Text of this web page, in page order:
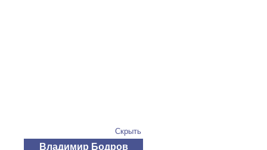
Скрыть
Владимир Бодров